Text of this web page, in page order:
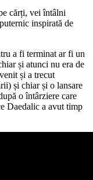
cărți, vei întâlni
inspirată de
a fi terminat ar fi un
și atunci nu era de
și a trecut
și chiar și o lansare
o întârziere care
Daedalic a avut timp